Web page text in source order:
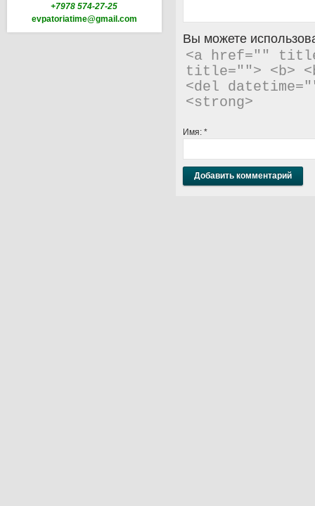
+7978 574-27-25
evpatoriatime@gmail.com
Вы можете
<a href=""
title=""> <b>
<del
<strong>
Имя: *